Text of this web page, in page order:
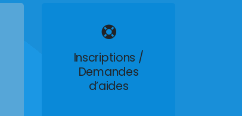
Inscriptions /
Demandes
d’aides